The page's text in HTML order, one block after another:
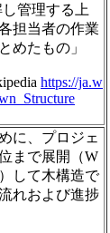
管理する上
担当者の作業
めたもの」
https://ja.w
に、プロジェ
まで展開（W
して木構造で
れおよび進捗